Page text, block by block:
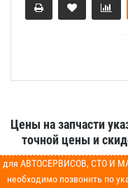
Цены на запчасти
точной цены и
для АВТОСЕРВИСОВ, СТО И
необходимо позвонить по